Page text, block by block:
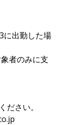
に出勤した場
者のみに支
ださい。